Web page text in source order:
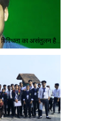
का असंतुलन है…